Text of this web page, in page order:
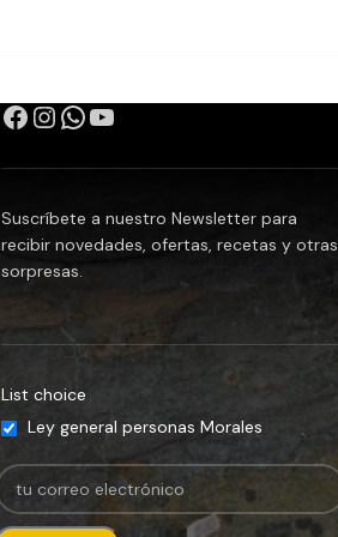
Suscríbete a nuestro Newsletter para
recibir novedades, ofertas, recetas y otras
sorpresas.
List choice
Ley general personas Morales